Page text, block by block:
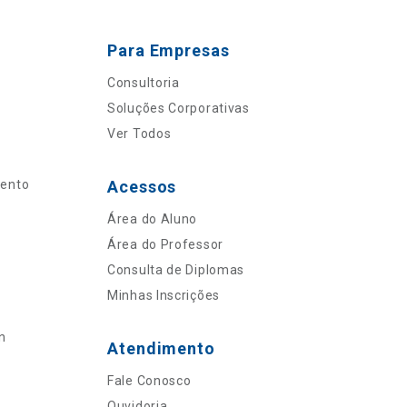
Para Empresas
Consultoria
Soluções Corporativas
Ver Todos
Acessos
Área do Aluno
Área do Professor
Consulta de Diplomas
Minhas Inscrições
Atendimento
Fale Conosco